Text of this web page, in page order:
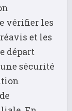
vérifier les
et les
départ
sécurité